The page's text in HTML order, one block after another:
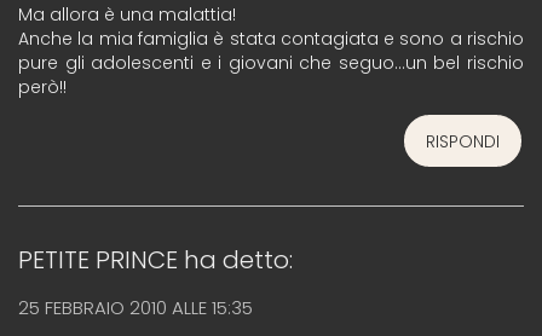
Ma allora è una malattia!
Anche la mia famiglia è stata contagiata e sono a rischio
pure gli adolescenti e i giovani che seguo…un bel rischio
però!!
RISPONDI
PETITE PRINCE ha detto:
25 FEBBRAIO 2010 ALLE 15:35